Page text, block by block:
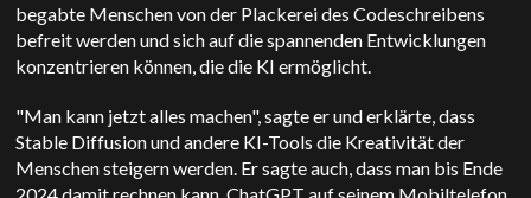
begabte Menschen von der Plackerei des Codeschreibens
befreit werden und sich auf die spannenden Entwicklungen
konzentrieren können, die die KI ermöglicht.
"Man kann jetzt alles machen", sagte er und erklärte, dass
Stable Diffusion und andere KI-Tools die Kreativität der
Menschen steigern werden. Er sagte auch, dass man bis Ende